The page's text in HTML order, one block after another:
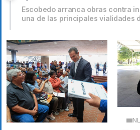
Escobedo arranca obras contra
una de las principales vialidades
NL